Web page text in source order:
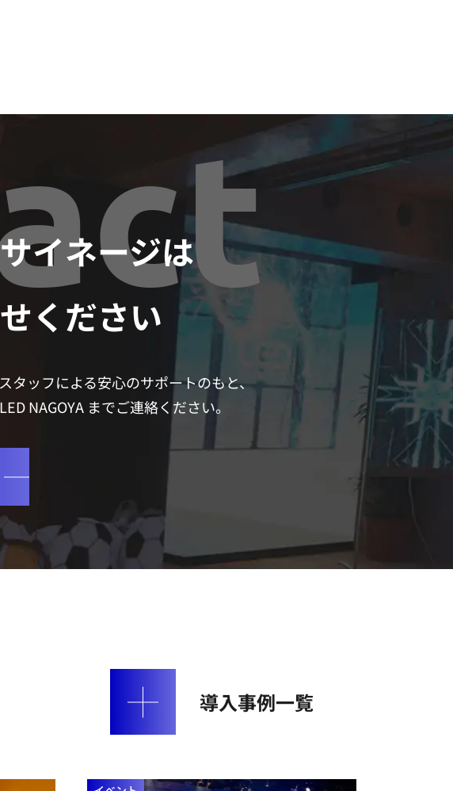
イネージは
ください
タッフによる安心のサポートのもと、
NAGOYA までご連絡ください。
導入事例一覧